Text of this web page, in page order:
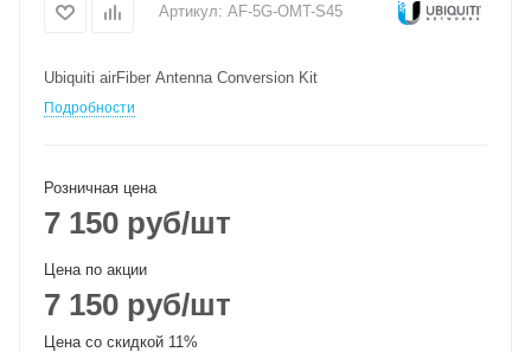
Артикул: AF-5G-OMT-S45
Ubiquiti airFiber Antenna Conversion Kit
Подробности
Розничная цена
7 150 руб/шт
Цена по акции
7 150 руб/шт
Цена со скидкой 11%